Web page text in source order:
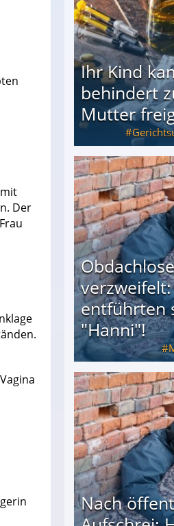
Der
Ihr Kind
behindert
Mutter
zur Welt: Suff-Mutter
entführten
"Hanni"!
entführten seine
Nach